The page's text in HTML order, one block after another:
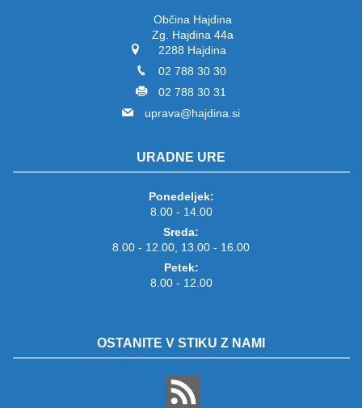
Občina Hajdina
Zg. Hajdina 44a
2288 Hajdina
02 788 30 30
02 788 30 31
uprava@hajdina.si
URADNE URE
Ponedeljek:
8.00 - 14.00
Sreda:
8.00 - 12.00, 13.00 - 16.00
Petek:
8.00 - 12.00
OSTANITE V STIKU Z NAMI